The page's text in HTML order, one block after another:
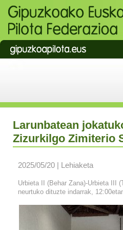
Larunbatean
Zizurkilgo Zimiterio
2025/05/20 | Lehiaketa
Urbieta II (Behar Zana)-Urbieta III
neurtuko dituzte indarrak,